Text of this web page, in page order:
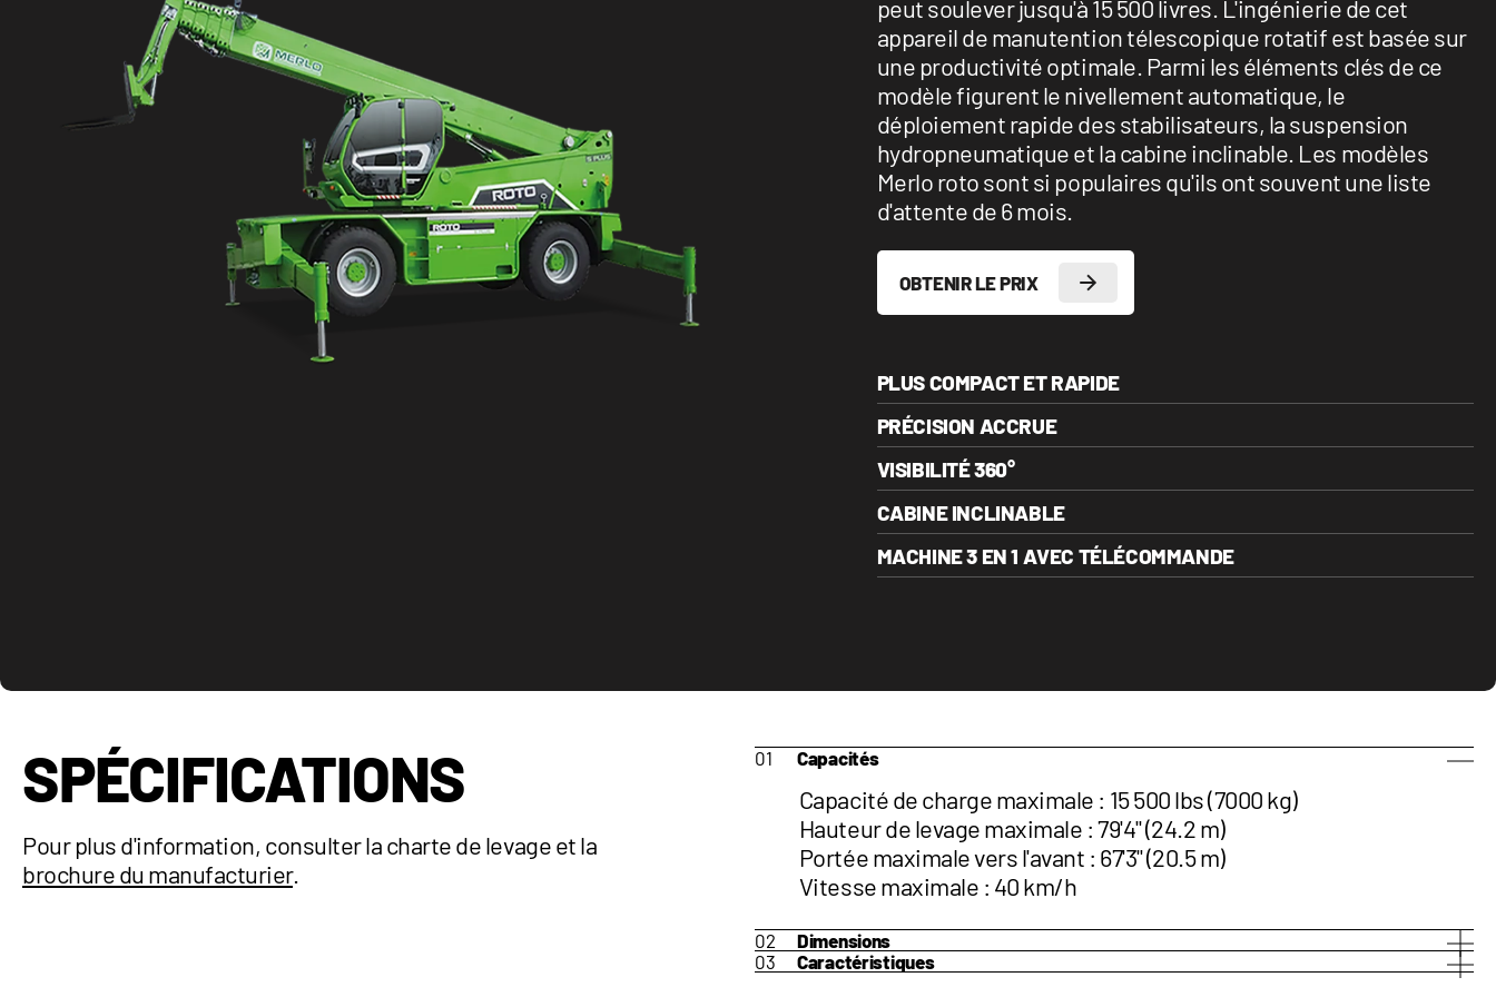
peut soulever jusqu'à 15 500 livres. L'ingénierie de cet
appareil de manutention télescopique rotatif est basée sur
une productivité optimale. Parmi les éléments clés de ce
modèle figurent le nivellement automatique, le
déploiement rapide des stabilisateurs, la suspension
hydropneumatique et la cabine inclinable. Les modèles
Merlo roto sont si populaires qu'ils ont souvent une liste
d'attente de 6 mois.
OBTENIR LE PRIX
PLUS COMPACT ET RAPIDE
PRÉCISION ACCRUE
VISIBILITÉ 360°
CABINE INCLINABLE
MACHINE 3 EN 1 AVEC TÉLÉCOMMANDE
SPÉCIFICATIONS
Pour plus d'information, consulter la charte de levage et la
brochure du manufacturier.
Capacités
Capacité de charge maximale : 15 500 lbs (7000 kg)
Hauteur de levage maximale : 79'4'' (24.2 m)
Portée maximale vers l'avant : 67'3'' (20.5 m)
Vitesse maximale : 40 km/h
Dimensions
Hauteur : 10'4" (3.16 m)
Caractéristiques